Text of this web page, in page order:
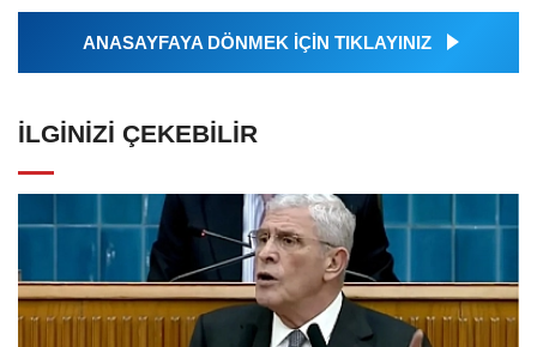
ANASAYFAYA DÖNMEK İÇİN TIKLAYINIZ
İLGINIZI ÇEKEBILIR